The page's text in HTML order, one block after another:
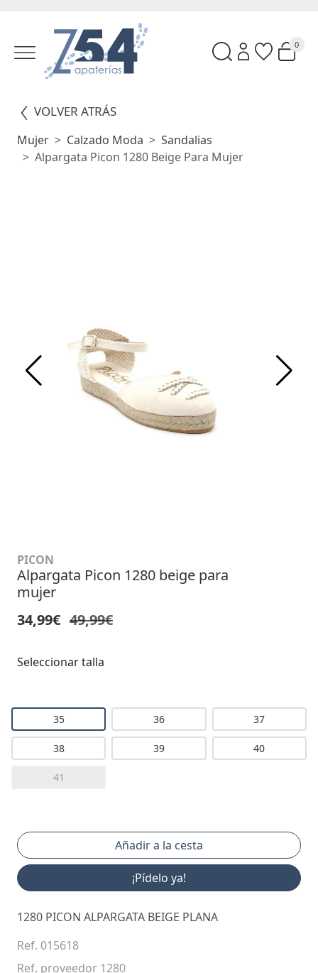
0
VOLVER ATRÁS
Mujer Calzado Moda
Sandalias
Alpargata Picon 1280 Beige Para Mujer
PICON
Alpargata Picon 1280 beige para
mujer
34,99€ 49,99€
Seleccionar talla
35 36 37
38 39 40
41
¡Pídelo ya!
1280 PICON ALPARGATA BEIGE PLANA
Ref. 015618
Ref. proveedor 1280